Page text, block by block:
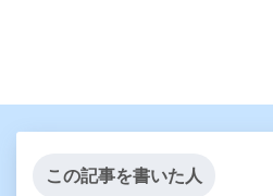
この記事を書いた人